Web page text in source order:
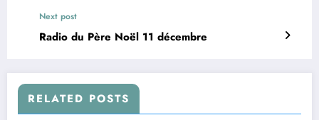
Next post
Radio du Père Noël 11 décembre
RELATED POSTS